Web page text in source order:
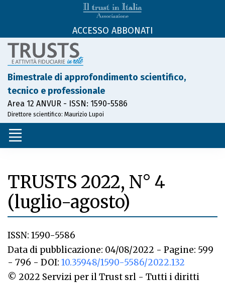
ACCESSO ABBONATI
Bimestrale di approfondimento scientifico,
tecnico e professionale
Area 12 ANVUR - ISSN: 1590-5586
Direttore scientifico: Maurizio Lupoi
TRUSTS 2022, N° 4
(luglio-agosto)
ISSN: 1590-5586
Data di pubblicazione: 04/08/2022 - Pagine: 599
- 796 - DOI: 10.35948/1590-5586/2022.132
© 2022 Servizi per il Trust srl - Tutti i diritti